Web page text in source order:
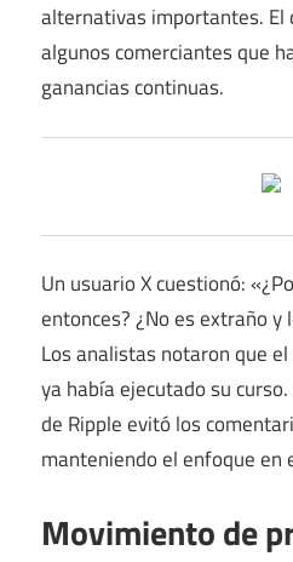
alternativas importantes. El
algunos comerciantes que
ganancias continuas.
Un usuario X cuestionó:
entonces? ¿No es extraño y
Los analistas notaron que
ya había ejecutado su
de Ripple evitó los
manteniendo el enfoque en
Movimiento de